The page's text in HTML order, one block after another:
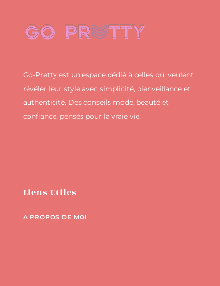
Go-Pretty est un espace dédié à celles qui veulent
révéler leur style avec simplicité, bienveillance et
authenticité. Des conseils mode, beauté et
confiance, pensés pour la vraie vie.
Liens Utiles
A PROPOS DE MOI